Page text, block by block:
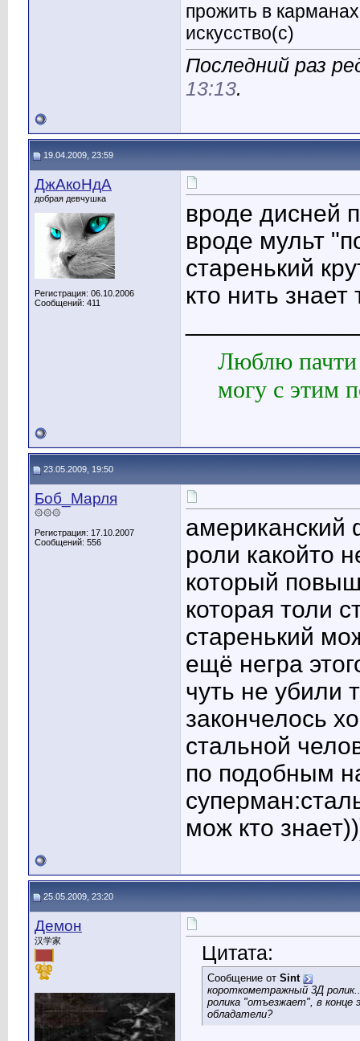
прожить в
искусство(с)
Последний раз
13:13.
19.04.2009, 23:59
ДжАкоНдА
добрая девчушка
Регистрация: 06.10.2006
Сообщений: 411
вроде дисней
вроде мульт
старенький
кто нить
Люблю пачти
могу с этим
23.05.2009, 19:50
Боб_Марля
۞۞۞
Регистрация: 17.10.2007
Сообщений: 556
американский
роли какойто
который
которая толи
старенький
ещё негра
чуть не убили
закончелось
стальной
по подобным
мож кто
25.05.2009, 23:20
Демон
汉学家
Цитата:
Сообщение от Sint
короткометражный 3Д
ролика "отъезжает", в
обладатели?